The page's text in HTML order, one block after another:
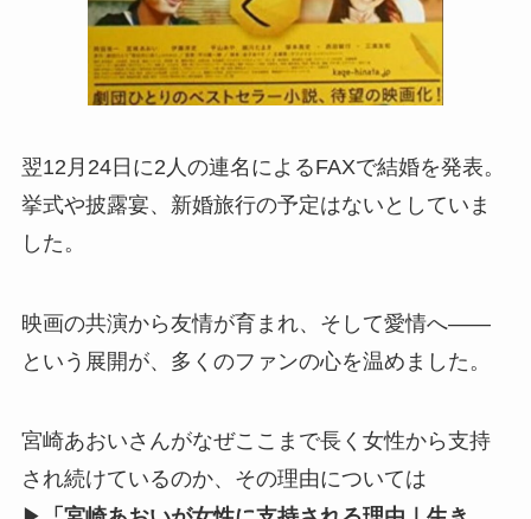
翌12月24日に2人の連名によるFAXで結婚を発表。
挙式や披露宴、新婚旅行の予定はないとしていま
した。
映画の共演から友情が育まれ、そして愛情へ——
という展開が、多くのファンの心を温めました。
宮崎あおいさんがなぜここまで長く女性から支持
され続けているのか、その理由については